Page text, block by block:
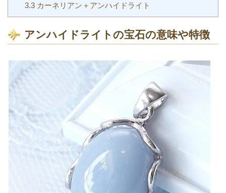
3.3カーネリアン＋アンハイドライト
アンハイドライトの宝石の意味や特徴